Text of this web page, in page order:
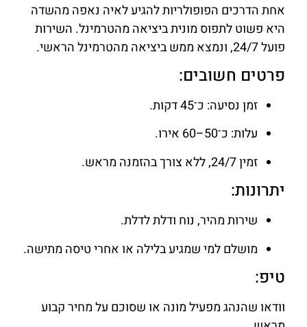
אחת הדרכים הפופולריות להגיע לאיה נאפה מהשדה
היא פשוט לתפוס מונית ביציאה מהטרמינל. השירות
פועל 24/7, ונמצא ממש ביציאה מהטרמינל הראשי.
פרטים חשובים:
זמן נסיעה: כ־45 דקות.
עלות: כ־50–60 אירו.
זמין 24/7, ללא צורך בהזמנה מראש.
יתרונות:
שירות מהיר, נוח ודלת לדלת.
מושלם למי שמגיע בלילה או אחרי טיסה מתישה.
טיפ:
וודאו שהנהג מפעיל מונה או שסוכם על מחיר קבוע